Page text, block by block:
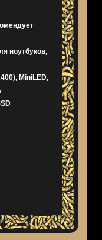
ноутбуков,
MiniLED,